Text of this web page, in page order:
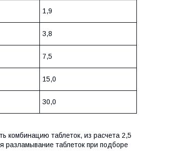
1,9
3,8
7,5
15,0
30,0
комбинацию таблеток, из расчета 2,5
разламывание таблеток при подборе